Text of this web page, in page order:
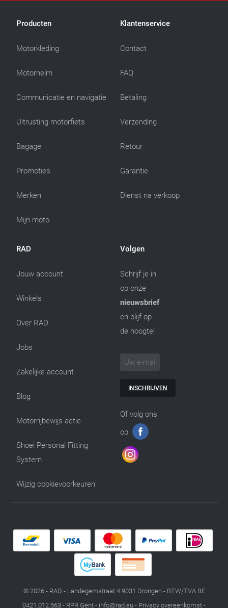
Producten
Motorkleding
Motorhelm
Communicatie en navigatie
Uitrusting motorfiets
Bagage
Promoties
Merken
Mijn moto
Klantenservice
Contact
FAQ
Betaling
Verzending
Retour
Garantie
Dienst na verkoop
RAD
Jouw account
Winkels
Over RAD
Jobs
Zakelijke account
Blog
Motorrijbewijs actie
Shoei Personal Fitting
System
Wijzig cookievoorkeuren
Volgen
Schrijf je in
op onze
nieuwsbrief
en blijf op
de hoogte!
INSCHRIJVEN
Of volg ons
op
© 2026 - RAD - Landegemstraat 4 9031 Drongen - BTW/TVA BE
0421.012.563 - RPR Gent - info@rad.eu - Privacy overeenkomst -